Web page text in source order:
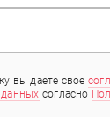
вы даете свое
согласно